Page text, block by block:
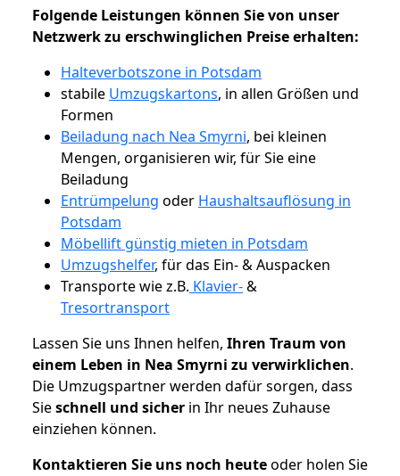
Folgende Leistungen können Sie von unser
Netzwerk zu erschwinglichen Preise erhalten:
Halteverbotszone in Potsdam
stabile Umzugskartons, in allen Größen und
Formen
Beiladung nach Nea Smyrni, bei kleinen
Mengen, organisieren wir, für Sie eine
Beiladung
Entrümpelung oder Haushaltsauflösung in
Potsdam
Möbellift günstig mieten in Potsdam
Umzugshelfer, für das Ein- & Auspacken
Transporte wie z.B. Klavier-&
Tresortransport
Lassen Sie uns Ihnen helfen, Ihren Traum von
einem Leben in Nea Smyrni zu verwirklichen.
Die Umzugspartner werden dafür sorgen, dass
Sieschnell und sicher in Ihr neues Zuhause
einziehen können.
Kontaktieren Sie uns noch heuteoder holen Sie